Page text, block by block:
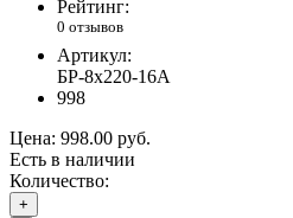
Рейтинг:
0 отзывов
Артикул:
БР-8х220-16А
998
Цена: 998.00 руб.
Есть в наличии
Количество:
+